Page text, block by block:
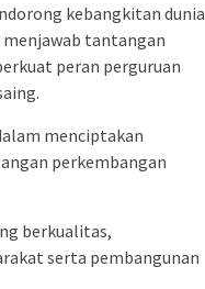
kebangkitan dunia
tantangan
peran perguruan
menciptakan
perkembangan
berkualitas,
serta pembangunan